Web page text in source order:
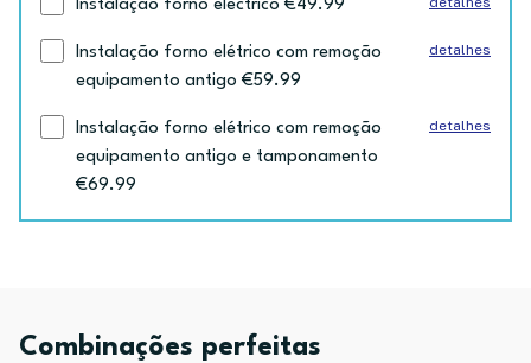
Instalação forno electrico €49.99
Instalação forno elétrico com remoção
equipamento antigo €59.99
detalhes
Instalação forno elétrico com remoção
equipamento antigo e tamponamento
€69.99
detalhes
Combinações perfeitas